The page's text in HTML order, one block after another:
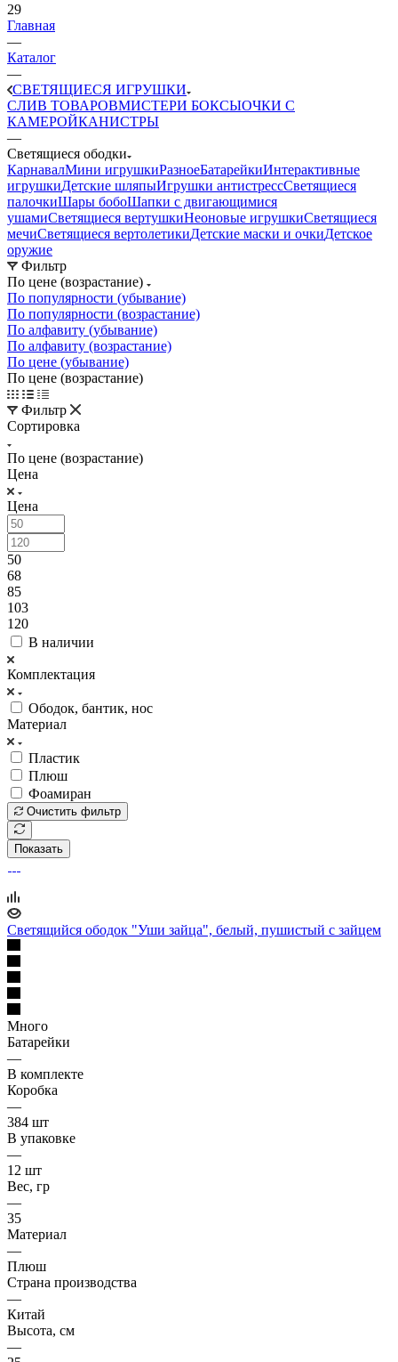
29
Главная
—
Каталог
—
СВЕТЯЩИЕСЯ ИГРУШКИ
CЛИВ ТОВАРОВМИСТЕРИ БОКСЫОЧКИ С
КАМЕРОЙКАНИСТРЫ
—
Светящиеся ободки
КарнавалМини игрушкиРазноеБатарейкиИнтерактивные
игрушкиДетские шляпыИгрушки антистрессСветящиеся
палочкиШары бобоШапки с двигающимися
ушамиСветящиеся вертушкиНеоновые игрушкиСветящиеся
мечиСветящиеся вертолетикиДетские маски и очкиДетское
оружие
Фильтр
По цене (возрастание)
По популярности (убывание)
По популярности (возрастание)
По алфавиту (убывание)
По алфавиту (возрастание)
По цене (убывание)
По цене (возрастание)
Фильтр
Сортировка
По цене (возрастание)
Цена
Цена
50
68
85
103
120
В наличии
Комплектация
Ободок, бантик, нос
Материал
Пластик
Плюш
Фоамиран
Очистить фильтр
Показать
Светящийся ободок "Уши зайца", белый, пушистый с зайцем
Много
Батарейки
—
В комплекте
Коробка
—
384 шт
В упаковке
—
12 шт
Вес, гр
—
35
Материал
—
Плюш
Страна производства
—
Китай
Высота, см
—